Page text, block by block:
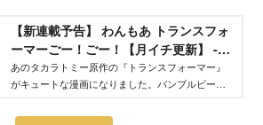
【新連載予告】 わんもあ トランスフォ
ーマーごー！ごー！【月イチ更新】 -
TELEMAGA.net｜講談社
あのタカラトミー原作の『トランスフォーマー』
がキュートな漫画になりました。バンブルビー、
ど悪役キャラも大活躍！ 『わんもあ トランスフ